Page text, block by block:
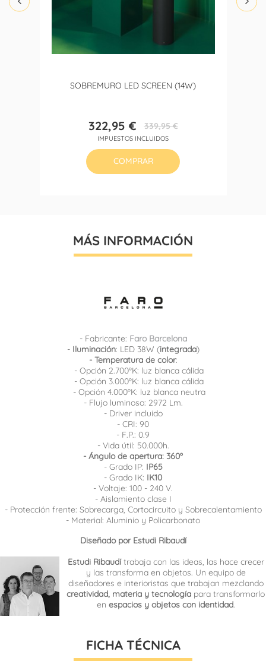
SOBREMURO LED SCREEN (14W)
Precio
322,95 €Precio
base
339,95 €
IMPUESTOS INCLUIDOS
COMPRAR
MÁS INFORMACIÓN
- Fabricante: Faro Barcelona
- Iluminación: LED 38W (integrada)
- Temperatura de color:
- Opción 2.700ºK: luz blanca cálida
- Opción 3.000ºK: luz blanca cálida
- Opción 4.000ºK: luz blanca neutra
- Flujo luminoso: 2972 Lm.
- Driver incluido
- CRI: 90
- F.P.: 0.9
- Vida útil: 50.000h.
- Ángulo de apertura: 360º
- Grado IP: IP65
- Grado IK: IK10
- Voltaje: 100 - 240 V.
- Aislamiento clase I
- Protección frente: Sobrecarga, Cortocircuito y Sobrecalentamiento
- Material: Aluminio y Policarbonato
Diseñado por Estudi Ribaudí
Estudi Ribaudítrabaja con las ideas, las hace crecer
y las transforma en objetos. Un equipo de
diseñadores e interioristas que trabajan mezclando
creatividad, materia y tecnología para transformarlo
en espacios y objetos con identidad.
FICHA TÉCNICA